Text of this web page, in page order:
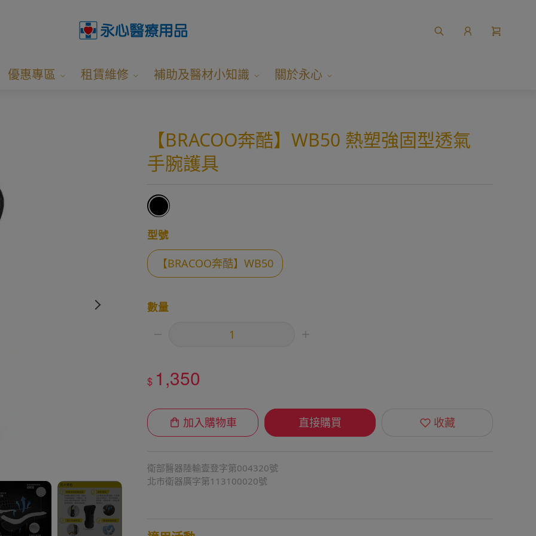
優惠專區 租賃維修 補助及醫材小知識 關於永心
【BRACOO奔酷】WB50 熱塑強固型透氣
手腕護具
型號
【BRACOO奔酷】WB50
數量
$ 1,350
加入購物車 直接購買 收藏
衛部醫器陸輸壹登字第004320號
北市衛器廣字第113100020號